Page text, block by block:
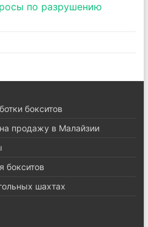
по разрушению
бокситов
продажу в Малайзии
бокситов
шахтах